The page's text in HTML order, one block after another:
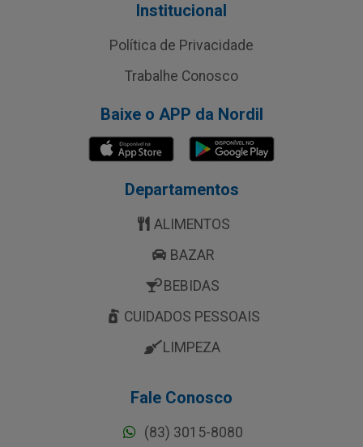
Institucional
Política de Privacidade
Trabalhe Conosco
Baixe o APP da Nordil
Departamentos
ALIMENTOS
BAZAR
BEBIDAS
CUIDADOS PESSOAIS
LIMPEZA
Fale Conosco
(83) 3015-8080